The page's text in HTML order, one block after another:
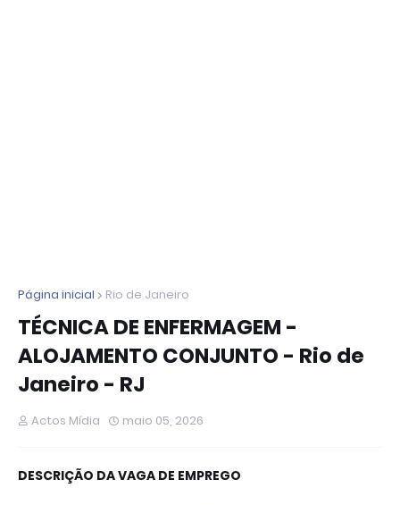
Página inicial Rio de Janeiro
TÉCNICA DE ENFERMAGEM -
ALOJAMENTO CONJUNTO - Rio de
Janeiro - RJ
Actos Mídia maio 05, 2026
DESCRIÇÃO DA VAGA DE EMPREGO